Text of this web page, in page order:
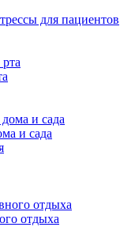
для пациентов
и сада
отдыха